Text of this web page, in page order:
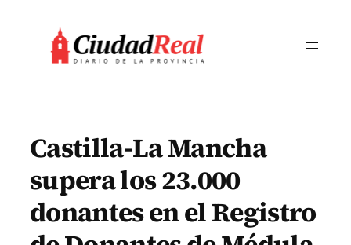
contenido
Castilla-La Mancha
supera los 23.000
donantes en el Registro